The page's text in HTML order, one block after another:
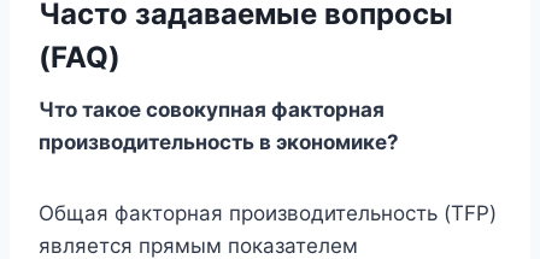
Часто задаваемые вопросы
(FAQ)
Что такое совокупная факторная
производительность в экономике?
Общая факторная производительность (TFP)
является прямым показателем